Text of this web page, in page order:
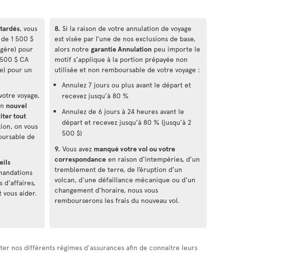
, vous
1 500 $
pour
$ CA
pour un
voyage,
nouvel
tout
on vous
de
d'affaires,
aider.
8. Si la raison de votre annulation de voyage
est visée par l’une de nos exclusions de base,
alors notre garantie Annulation peu importe le
motif s’applique à la portion prépayée non
utilisée et non remboursable de votre voyage :
Annulez 7 jours ou plus avant le départ et
recevez jusqu’à 80 %
Annulez de 6 jours à 24 heures avant le
départ et recevez jusqu’à 80 % (jusqu’à 2
500 $)
9. Vous avez manqué votre vol ou votre
correspondance en raison d'intempéries, d’un
tremblement de terre, de l’éruption d’un
volcan, d'une défaillance mécanique ou d'un
changement d'horaire, nous vous
rembourserons les frais du nouveau vol.
nos différents régimes d’assurances afin de connaitre leurs